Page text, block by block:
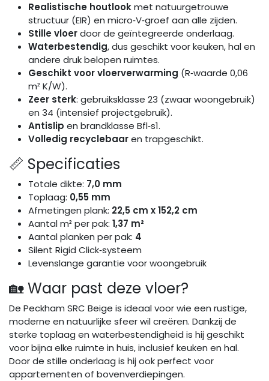
Realistische houtlookmet natuurgetrouwe
structuur (EIR) en micro‑V‑groef aan alle zijden.
Stille vloerdoor de geïntegreerde onderlaag.
Waterbestendig, dus geschikt voor keuken, hal en
andere druk belopen ruimtes.
Geschikt voor vloerverwarming (R‑waarde 0,06
m² K/W).
Zeer sterk: gebruiksklasse 23 (zwaar woongebruik)
en 34 (intensief projectgebruik).
Antislip en brandklasse Bfl‑s1.
Volledig recyclebaaren trapgeschikt.
📏 Specificaties
Totale dikte: 7,0 mm
Toplaag: 0,55 mm
Afmetingen plank: 22,5 cm x 152,2 cm
Aantal m² per pak: 1,37 m²
Aantal planken per pak: 4
Silent Rigid Click‑systeem
Levenslange garantie voor woongebruik
🏡 Waar past deze vloer?
De Peckham SRC Beige is ideaal voor wie een rustige,
moderne en natuurlijke sfeer wil creëren. Dankzij de
sterke toplaag en waterbestendigheid is hij geschikt
voor bijna elke ruimte in huis, inclusief keuken en hal.
Door de stille onderlaag is hij ook perfect voor
appartementen of bovenverdiepingen.